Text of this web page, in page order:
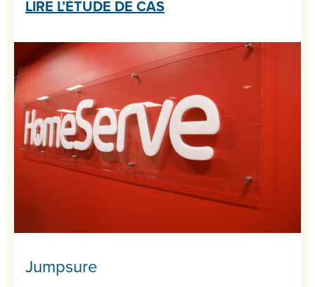
LIRE L’ÉTUDE DE CAS
Jumpsure